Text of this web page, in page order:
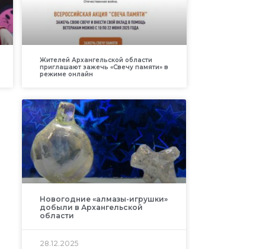
Жителей Архангельской области
приглашают зажечь «Свечу памяти» в
режиме онлайн
Новогодние «алмазы-игрушки»
добыли в Архангельской
области
28.12.2025